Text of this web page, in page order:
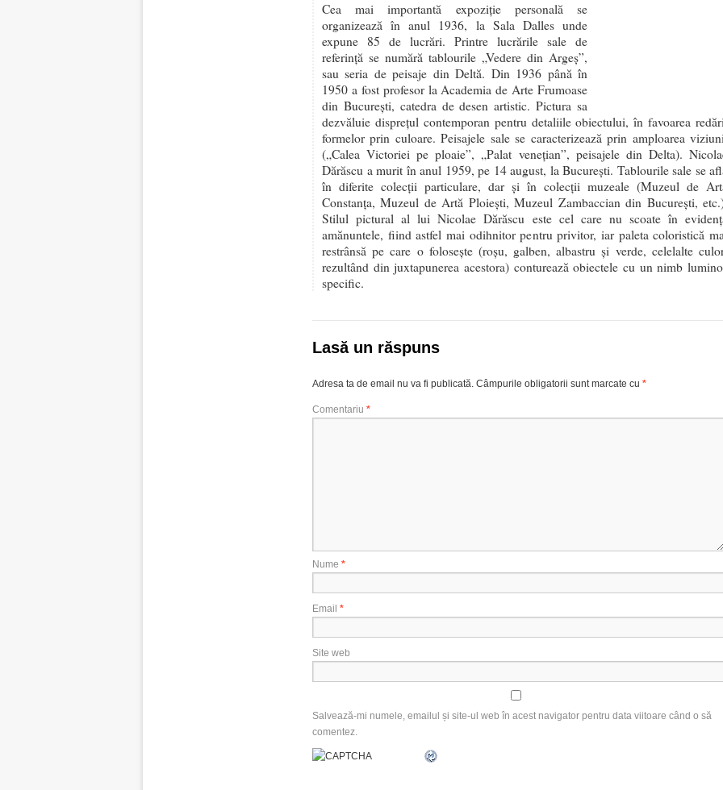
Cea mai importantă expoziție personală se
organizează în anul 1936, la Sala Dalles unde
expune 85 de lucrări. Printre lucrările sale de
referință se numără tablourile „Vedere din Argeș”,
sau seria de peisaje din Deltă. Din 1936 până în
1950 a fost profesor la Academia de Arte Frumoase
din București, catedra de desen artistic. Pictura sa
dezvăluie disprețul contemporan pentru detaliile obiectului, în favoarea
formelor prin culoare. Peisajele sale se caracterizează prin amploarea
(„Calea Victoriei pe ploaie”, „Palat venețian”, peisajele din Delta).
Dărăscu a murit în anul 1959, pe 14 august, la București. Tablourile sale se
în diferite colecții particulare, dar și în colecții muzeale (Muzeul de
Constanța, Muzeul de Artă Ploiești, Muzeul Zambaccian din București,
Stilul pictural al lui Nicolae Dărăscu este cel care nu scoate în
amănuntele, fiind astfel mai odihnitor pentru privitor, iar paleta coloristică
restrânsă pe care o folosește (roșu, galben, albastru și verde, celelalte
rezultând din juxtapunerea acestora) conturează obiectele cu un nimb
specific.
Lasă un răspuns
Adresa ta de email nu va fi publicată. Câmpurile obligatorii sunt marcate cu *
Comentariu *
Nume *
Email *
Site web
Salvează-mi numele, emailul și site-ul web în acest navigator pentru data viitoare când o să
comentez.